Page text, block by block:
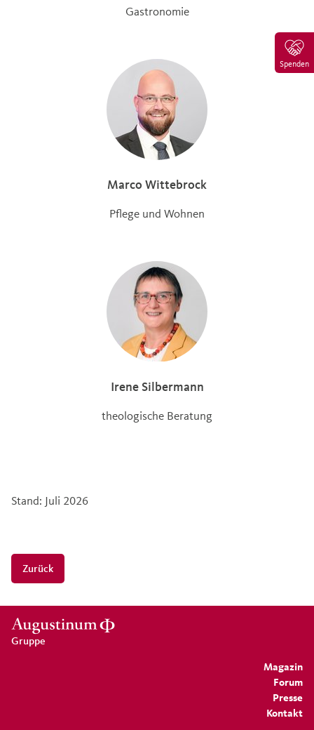
Spenden
Gastronomie
Marco Wittebrock
Pflege und Wohnen
Irene Silbermann
theologische Beratung
Stand: Juli 2026
Zurück
Magazin
Forum
Presse
Kontakt
Gruppe